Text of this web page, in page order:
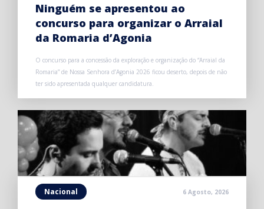
Ninguém se apresentou ao
concurso para organizar o Arraial
da Romaria d’Agonia
O concurso para a concessão da exploração e organização do “Arraial da
Romaria” de Nossa Senhora d’Agonia 2026 ficou deserto, depois de não
ter sido apresentada qualquer candidatura.
Nacional 6 Agosto, 2026